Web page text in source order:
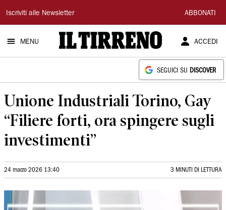
Il
Tirreno
Iscriviti alle Newsletter ABBONATI
MENU ACCEDI
SEGUICI SU DISCOVER
Unione Industriali Torino, Gay
“Filiere forti, ora spingere sugli
investimenti”
24 marzo 2026 13:40 3 MINUTI DI LETTURA